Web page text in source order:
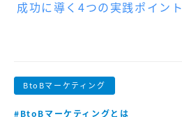
BtoBマーケティング
#BtoBマーケティングとは
成功に導く4つの実践ポイント